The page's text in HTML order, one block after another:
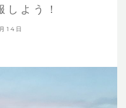
しよう！
14日